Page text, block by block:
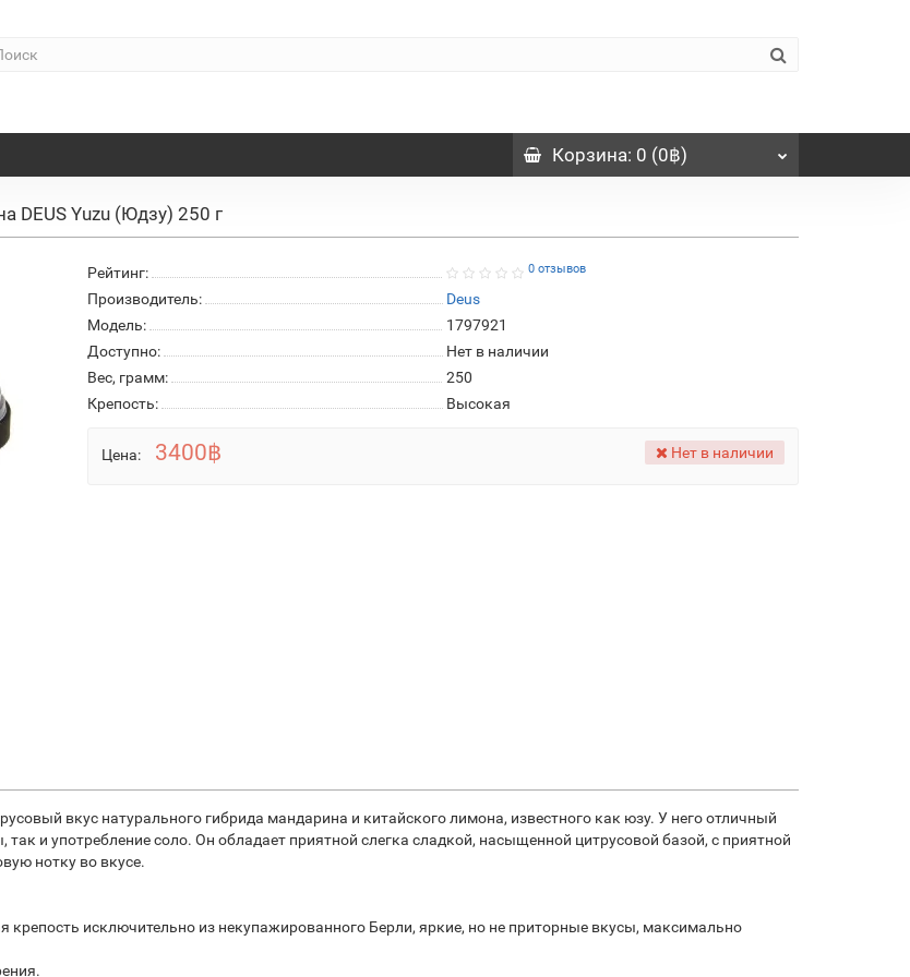
Корзина: 0 (0฿)
DEUS Yuzu (Юдзу) 250 г
Рейтинг: 0 отзывов
Производитель:
Deus
Модель:
1797921
Доступно:
Нет в наличии
Вес, грамм:
250
Крепость:
Высокая
Цена: 3400฿ Нет в наличии
вкус натурального гибрида мандарина и китайского лимона, известного как юзу. У него отличный
и употребление соло. Он обладает приятной слегка сладкой, насыщенной цитрусовой базой, с приятной
нотку во вкусе.
исключительно из некупажированного Берли, яркие, но не приторные вкусы, максимально